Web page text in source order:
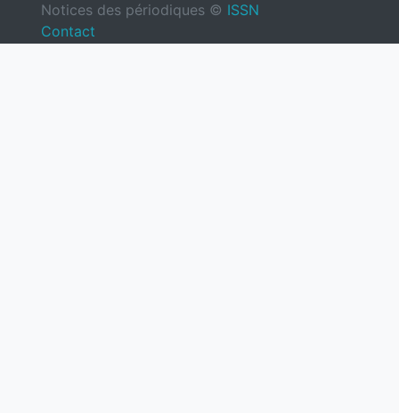
Notices des périodiques © ISSN
Contact